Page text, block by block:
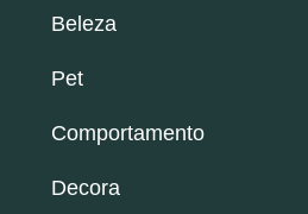
Beleza
Pet
Comportamento
Decora